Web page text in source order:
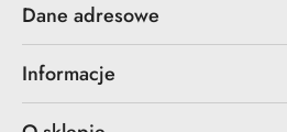
Dane adresowe
Informacje